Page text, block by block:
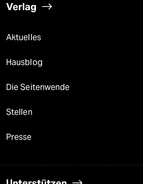
Verlag
Aktuelles
Hausblog
Die Seitenwende
Stellen
Presse